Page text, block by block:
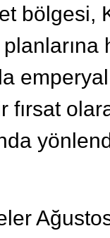
bölgesi,
fırsat